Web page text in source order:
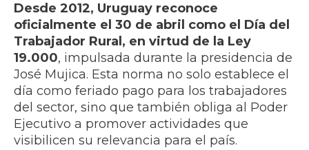
Desde 2012, Uruguay reconoce
oficialmente el 30 de abril como el Día del
Trabajador Rural, en virtud de la Ley
19.000, impulsada durante la presidencia de
José Mujica. Esta norma no solo establece el
día como feriado pago para los trabajadores
del sector, sino que también obliga al Poder
Ejecutivo a promover actividades que
visibilicen su relevancia para el país.